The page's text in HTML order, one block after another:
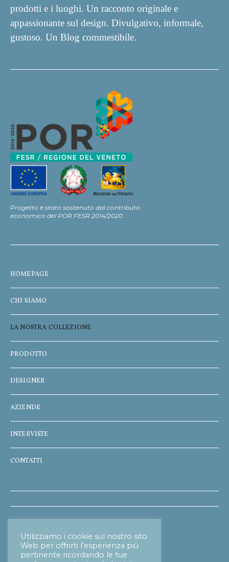
prodotti e i luoghi. Un racconto originale e
appassionante sul design. Divulgativo, informale,
gustoso. Un Blog commestibile.
Progetto è stato sostenuto dal contributo
economico del POR FESR 2014/2020.
HOMEPAGE
CHI SIAMO
LA NOSTRA COLLEZIONE
PRODOTTO
DESIGNER
AZIENDE
INTERVISTE
CONTATTI
Informativa Privacy
Utilizziamo i cookie sul nostro sito
Web per offrirti l'esperienza più
pertinente ricordando le tue